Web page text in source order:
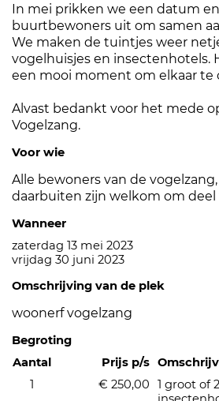
In mei prikken we een datum
buurtbewoners uit om samen
We maken de tuintjes weer
vogelhuisjes en insectenhotels.
een mooi moment om elkaar te
Alvast bedankt voor het mede
Vogelzang.
Voor wie
Alle bewoners van de
daarbuiten zijn welkom om
Wanneer
zaterdag 13 mei 2023
vrijdag 30 juni 2023
Omschrijving van de plek
woonerf vogelzang
Begroting
Aantal
Prijs p/s
1
€ 250,00
1 groot of